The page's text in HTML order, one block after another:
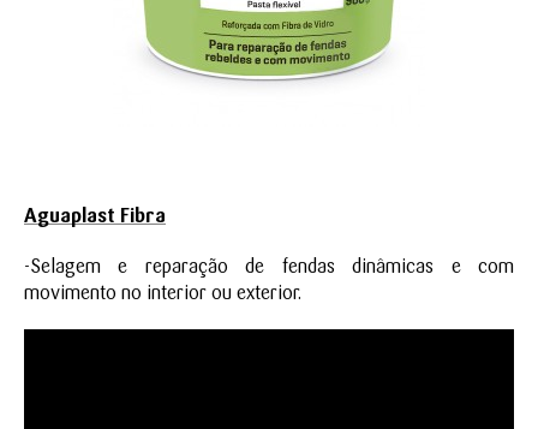
Aguaplast Fibra
-Selagem e reparação de fendas dinâmicas e com
movimento no interior ou exterior.